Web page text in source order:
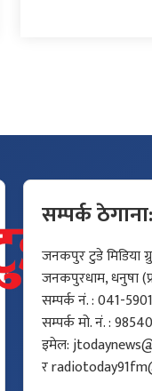
सम्पर्क ठेगाना:
जनकपुर टुडे मिडिया
जनकपुरधाम, धनुषा
सम्पर्क नं. : 041-
सम्पर्क मो. नं. :
इमेल:
र